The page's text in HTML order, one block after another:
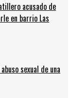
acusado de
en barrio Las
sexual de una